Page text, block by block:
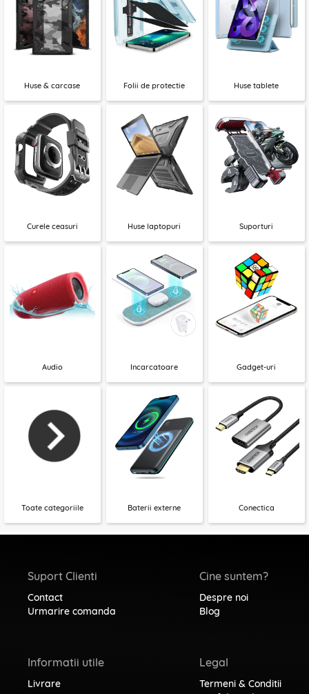
Huse & carcase Folii de protectie Huse tablete
Curele ceasuri Huse laptopuri Suporturi
Audio Incarcatoare Gadget-uri
Toate categoriile Baterii externe Conectica
Suport Clienti
Contact
Urmarire comanda
Informatii utile
Livrare
Cine suntem?
Despre noi
Blog
Legal
Termeni & Conditii